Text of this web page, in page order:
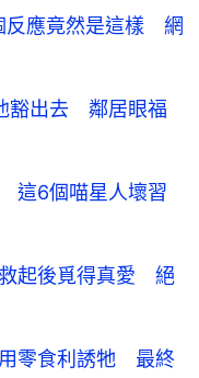
反應竟然是這樣 網
豁出去 鄰居眼福
這6個喵星人壞習
起後覓得真愛 絕
零食利誘牠 最終